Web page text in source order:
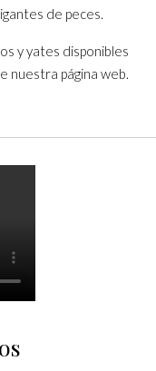
de peces.
y yates disponibles
nuestra página web.